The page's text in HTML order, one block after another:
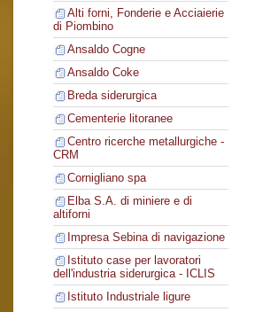
Alti forni, Fonderie e Acciaierie
di Piombino
Ansaldo Cogne
Ansaldo Coke
Breda siderurgica
Cementerie litoranee
Centro ricerche metallurgiche -
CRM
Cornigliano spa
Elba S.A. di miniere e di
altiforni
Impresa Sebina di navigazione
Istituto case per lavoratori
dell'industria siderurgica - ICLIS
Istituto Industriale ligure